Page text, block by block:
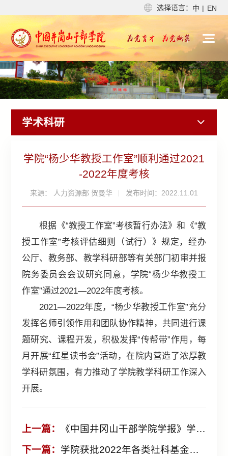
选择语言： 中 | EN
学术科研
学院“杨少华教授工作室”顺利通过2021
-2022年度考核
来源： 人力资源部 贺曼华 发布时间：2022.11.01
根据《“教授工作室”考核暂行办法》和《“教
授工作室”考核评估细则（试行）》规定，经办
公厅、教务部、教学科研部等有关部门初审并报
院务委员会会议研究同意，学院“杨少华教授工
作室”通过2021—2022年度考核。
2021—2022年度，“杨少华教授工作室”充分
发挥名师引领作用和团队协作精神，共同进行课
题研究、课程开发，积极发挥“传帮带”作用，每
月开展“红星读书会”活动，在院内营造了浓厚教
学科研氛围，有力推动了学院教学科研工作深入
开展。
上一篇：
《中国井冈山干部学院学报》学术影响力实现快速增长
下一篇：
学院获批2022年各类社科基金项目6项